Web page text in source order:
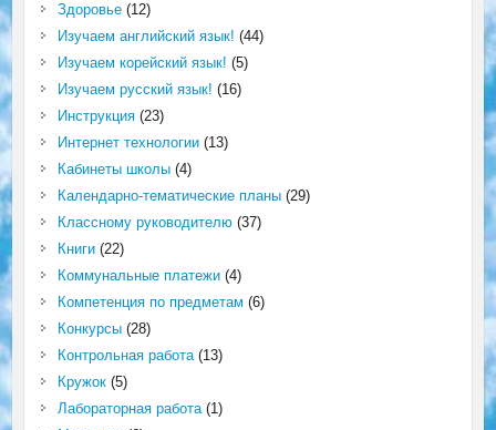
Здоровье(12)
Изучаем английский язык! (44)
Изучаем корейский язык! (5)
Изучаем русский язык! (16)
Инструкция(23)
Интернет технологии(13)
Кабинеты школы(4)
Календарно-тематические планы(29)
Классному руководителю(37)
Книги(22)
Коммунальные платежи(4)
Компетенция по предметам (6)
Конкурсы(28)
Контрольная работа(13)
Кружок(5)
Лабораторная работа(1)